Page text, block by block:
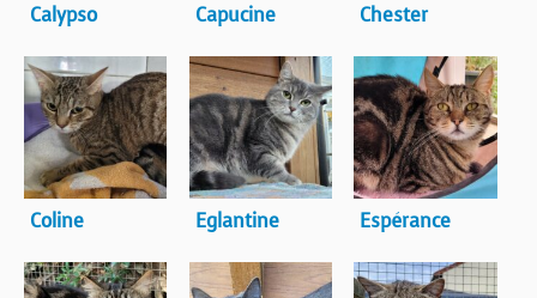
Calypso Capucine Chester
Coline Eglantine Espérance